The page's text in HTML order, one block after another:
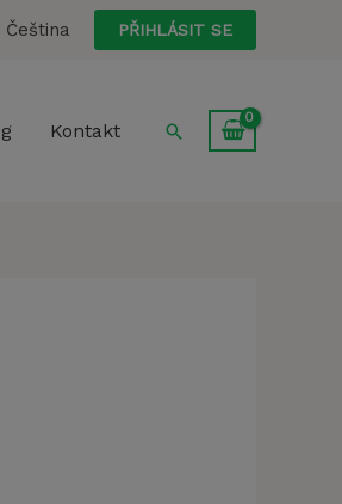
PŘIHLÁSIT SE
Kontakt Hledat